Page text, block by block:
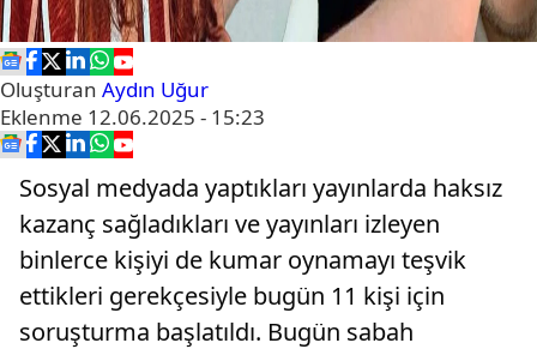
Oluşturan Aydın Uğur
Eklenme 12.06.2025 - 15:23
Sosyal medyada yaptıkları yayınlarda haksız
kazanç sağladıkları ve yayınları izleyen
binlerce kişiyi de kumar oynamayı teşvik
ettikleri gerekçesiyle bugün 11 kişi için
soruşturma başlatıldı. Bugün sabah